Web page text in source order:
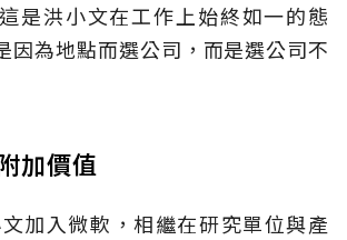
是洪小文在工作上始終如一的態
因為地點而選公司，而是選公司不
加價值
加入微軟，相繼在研究單位與產